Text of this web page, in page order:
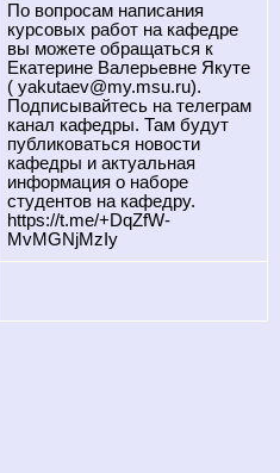
По вопросам написания
курсовых работ на кафедре
вы можете обращаться к
Екатерине Валерьевне Якуте
( yakutaev@my.msu.ru).
Подписывайтесь на телеграм
канал кафедры. Там будут
публиковаться новости
кафедры и актуальная
информация о наборе
студентов на кафедру.
https://t.me/+DqZfW-
MvMGNjMzIy